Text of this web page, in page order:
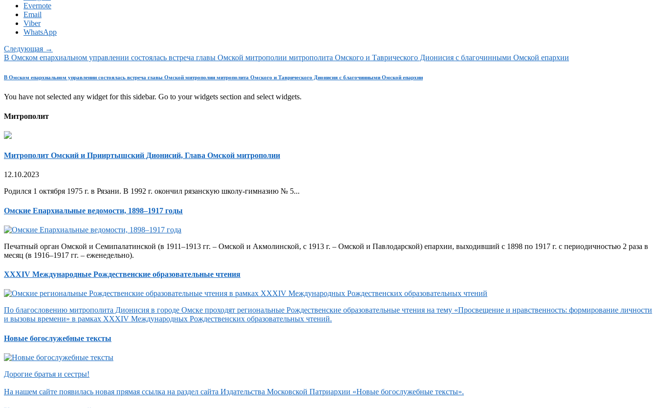
Evernote
Email
Viber
WhatsApp
Следующая →
В Омском епархиальном управлении состоялась встреча главы Омской митрополии митрополита Омского и Таврического Дионисия с благочинными Омской епархии
В Омском епархиальном управлении состоялась встреча главы Омской митрополии митрополита Омского и Таврического Дионисия с благочинными Омской епархии
You have not selected any widget for this sidebar. Go to your widgets section and select widgets.
Митрополит
Митрополит Омский и Прииртышский Дионисий, Глава Омской митрополии
12.10.2023
Родился 1 октября 1975 г. в Рязани. В 1992 г. окончил рязанскую школу-гимназию № 5...
Омские Епархиальные ведомости, 1898–1917 годы
Печатный орган Омской и Семипалатинской (в 1911–1913 гг. – Омской и Акмолинской, с 1913 г. – Омской и Павлодарской) епархии, выходивший с 1898 по 1917 г. с периодичностью 2 раза в
месяц (в 1916–1917 гг. – еженедельно).
XXXIV Международные Рождественские образовательные чтения
По благословению митрополита Дионисия в городе Омске проходят региональные Рождественские образовательные чтения на тему «Просвещение и нравственность: формирование личности
и вызовы времени» в рамках XXXIV Международных Рождественских образовательных чтений.
Новые богослужебные тексты
Дорогие братья и сестры!
На нашем сайте появилась новая прямая ссылка на раздел сайта Издательства Московской Патриархии «Новые богослужебные тексты».